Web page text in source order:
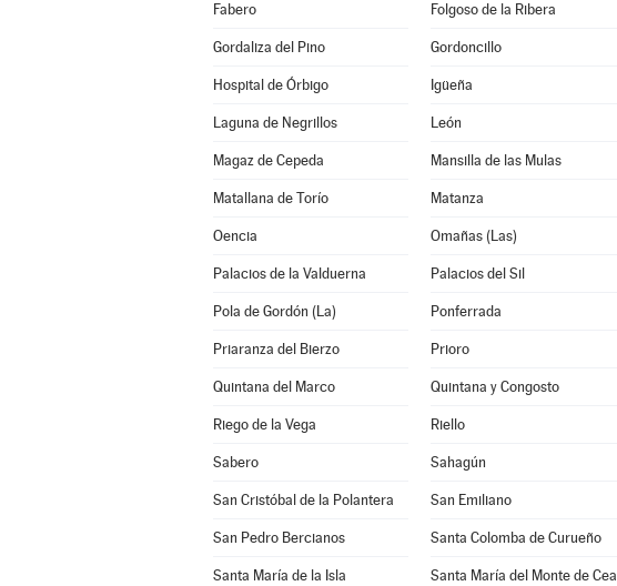
Fabero Folgoso de la Ribera
Gordaliza del Pino Gordoncillo
Hospital de Órbigo Igüeña
Laguna de Negrillos León
Magaz de Cepeda Mansilla de las Mulas
Matallana de Torío Matanza
Oencia Omañas (Las)
Palacios de la Valduerna Palacios del Sil
Pola de Gordón (La) Ponferrada
Priaranza del Bierzo Prioro
Quintana del Marco Quintana y Congosto
Riego de la Vega Riello
Sabero Sahagún
San Cristóbal de la Polantera San Emiliano
San Pedro Bercianos Santa Colomba de Curueño
Santa María de la Isla Santa María del Monte de Cea